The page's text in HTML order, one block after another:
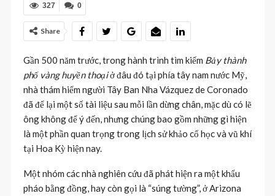
0
327
Share
Gần 500 năm trước, trong hành trình tìm kiếm Bảy thành
phố vàng huyền thoạiở đâu đó tại phía tây nam nước Mỹ,
nhà thám hiểm người Tây Ban Nha Vázquez de Coronado
đã để lại một số tài liệu sau mỗi lần dừng chân, mặc dù có lẽ
ông không để ý đến, nhưng chúng bao gồm những gì hiện
là một phần quan trọng trong lịch sử khảo cổ học và vũ khí
tại Hoa Kỳ hiện nay.
Một nhóm các nhà nghiên cứu đã phát hiện ra một khẩu
pháo bằng đồng, hay còn gọi là “súng tường”, ở Arizona